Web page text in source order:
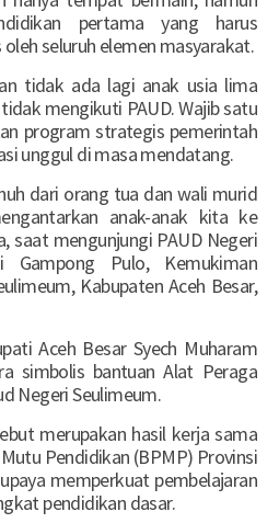
pertama yang harus
seluruh elemen masyarakat.
tidak ada lagi anak usia lima
mengikuti PAUD. Wajib satu
program strategis pemerintah
unggul di masa mendatang.
dari orang tua dan wali murid
anak-anak kita ke
saat mengunjungi PAUD Negeri
Gampong Pulo, Kemukiman
Kabupaten Aceh Besar,
Aceh Besar Syech Muharam
simbolis bantuan Alat Peraga
Negeri Seulimeum.
merupakan hasil kerja sama
Pendidikan (BPMP) Provinsi
memperkuat pembelajaran
pendidikan dasar.